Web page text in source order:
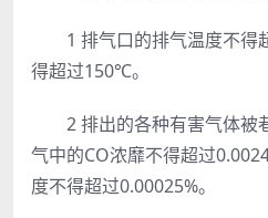
1 排气口的排气温度不
得超过150℃。
2 排出的各种有害气体被
气中的CO浓靡不得超过
度不得超过0.00025%。